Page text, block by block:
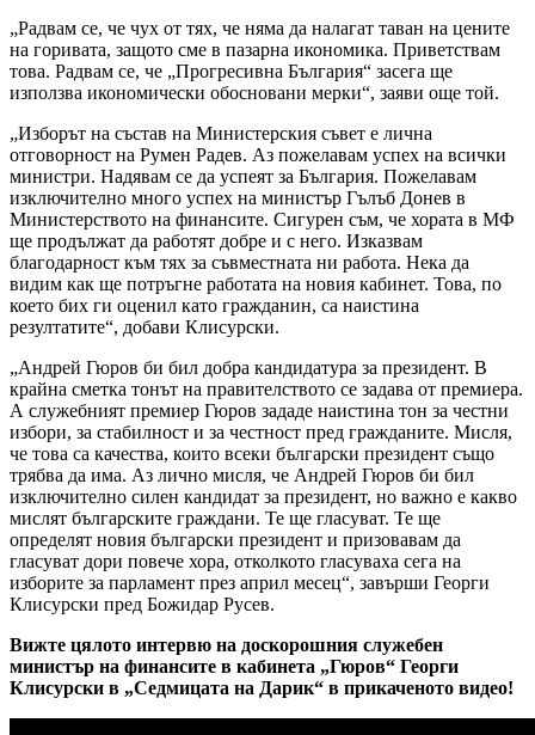
„Радвам се, че чух от тях, че няма да налагат таван на цените
на горивата, защото сме в пазарна икономика. Приветствам
това. Радвам се, че „Прогресивна България“ засега ще
използва икономически обосновани мерки“, заяви още той.
„Изборът на състав на Министерския съвет е лична
отговорност на Румен Радев. Аз пожелавам успех на всички
министри. Надявам се да успеят за България. Пожелавам
изключително много успех на министър Гълъб Донев в
Министерството на финансите. Сигурен съм, че хората в МФ
ще продължат да работят добре и с него. Изказвам
благодарност към тях за съвместната ни работа. Нека да
видим как ще потръгне работата на новия кабинет. Това, по
което бих ги оценил като гражданин, са наистина
резултатите“, добави Клисурски.
„Андрей Гюров би бил добра кандидатура за президент. В
крайна сметка тонът на правителството се задава от премиера.
А служебният премиер Гюров зададе наистина тон за честни
избори, за стабилност и за честност пред гражданите. Мисля,
че това са качества, които всеки български президент също
трябва да има. Аз лично мисля, че Андрей Гюров би бил
изключително силен кандидат за президент, но важно е какво
мислят българските граждани. Те ще гласуват. Те ще
определят новия български президент и призовавам да
гласуват дори повече хора, отколкото гласуваха сега на
изборите за парламент през април месец“, завърши Георги
Клисурски пред Божидар Русев.
Вижте цялото интервю на доскорошния служебен
министър на финансите в кабинета „Гюров“ Георги
Клисурски в „Седмицата на Дарик“ в прикаченото видео!